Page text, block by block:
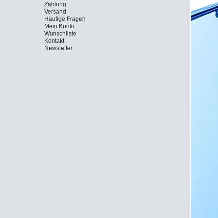
Zahlung
Versand
Häufige Fragen
Mein Konto
Wunschliste
Kontakt
Newsletter